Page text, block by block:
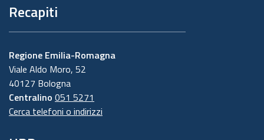
Recapiti
Regione Emilia-Romagna
Viale Aldo Moro, 52
40127 Bologna
Centralino 051 5271
Cerca telefoni o indirizzi